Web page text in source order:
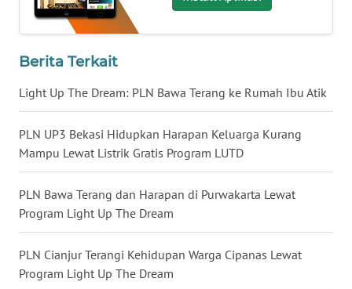
Berita Terkait
Light Up The Dream: PLN Bawa Terang ke Rumah Ibu Atik
PLN UP3 Bekasi Hidupkan Harapan Keluarga Kurang
Mampu Lewat Listrik Gratis Program LUTD
PLN Bawa Terang dan Harapan di Purwakarta Lewat
Program Light Up The Dream
PLN Cianjur Terangi Kehidupan Warga Cipanas Lewat
Program Light Up The Dream
KALTENG
KALTARA
WN
WN